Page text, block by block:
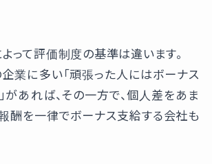
よって評価制度の基準は違います。
業に多い「頑張った人にはボーナス
があれば、その一方で、個人差をあま
酬を一律でボーナス支給する会社も